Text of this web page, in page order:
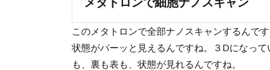
このメタトロンで全部ナノスキャンするんで
状態がパーッと見えるんですね。３Dになっ
も、裏も表も、状態が見れるんですね。